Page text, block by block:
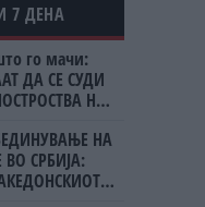
7 ДЕНА
го мачи:
ДА СЕ СУДИ
НА
НА
СРБИЈА: